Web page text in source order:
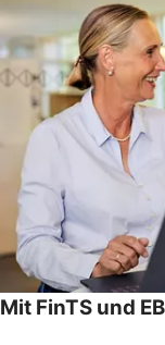
Mit FinTS und